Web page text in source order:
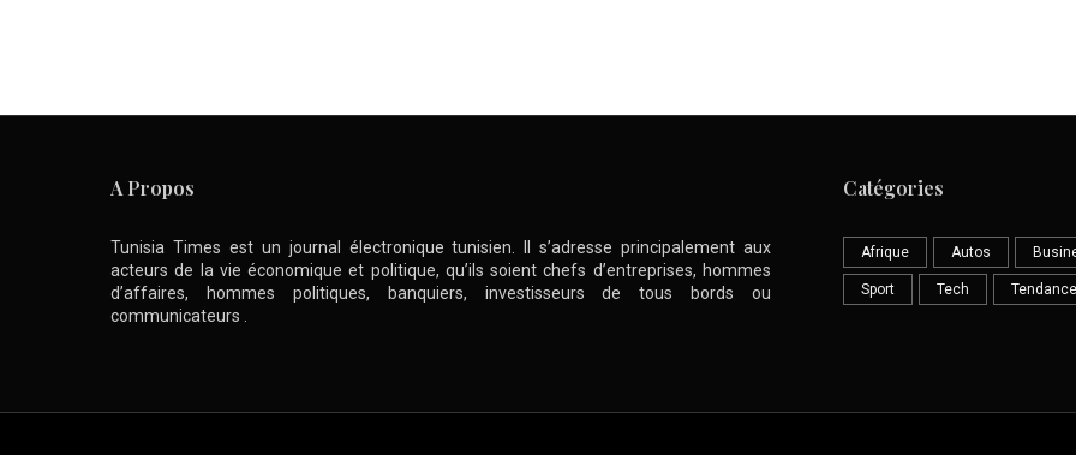
A Propos
Tunisia Times est un journal électronique tunisien. Il s’adresse principalement aux
acteurs de la vie économique et politique, qu’ils soient chefs d’entreprises, hommes
d’affaires, hommes politiques, banquiers, investisseurs de tous bords ou
communicateurs .
Catégories
Afrique Autos
Sport Tech Tendance